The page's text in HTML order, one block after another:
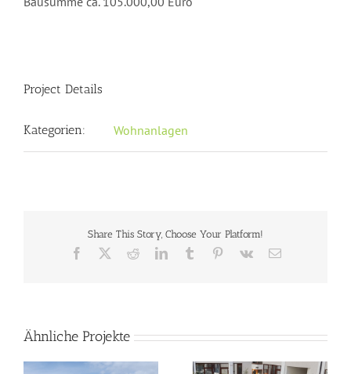
Project Details
Kategorien: Wohnanlagen
Share This Story, Choose Your Platform!
Facebook RedditLinkedInTumblr Pinterest
Vk
E-
Ähnliche Projekte